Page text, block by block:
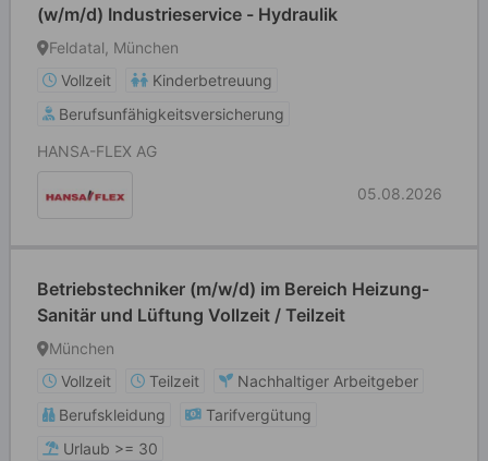
(w/m/d) Industrieservice - Hydraulik
Feldatal, München
Vollzeit
Kinderbetreuung
Berufsunfähigkeitsversicherung
HANSA-FLEX AG
05.08.2026
Betriebstechniker (m/w/d) im Bereich Heizung-
Sanitär und Lüftung Vollzeit / Teilzeit
München
Vollzeit
Teilzeit
Nachhaltiger Arbeitgeber
Berufskleidung
Tarifvergütung
Urlaub >= 30